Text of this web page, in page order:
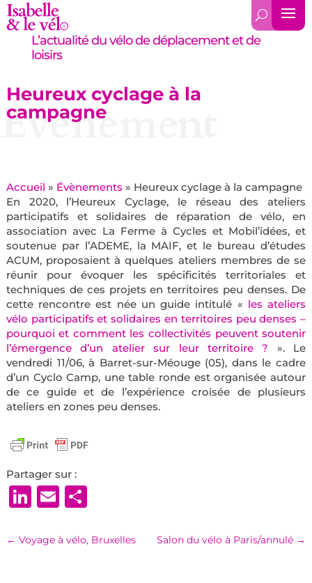
L’actualité du vélo de déplacement et de
loisirs
Heureux cyclage à la
campagne
Évènement
Accueil » Évènements » Heureux cyclage à la campagne
En 2020, l’Heureux Cyclage, le réseau des ateliers
participatifs et solidaires de réparation de vélo, en
association avec La Ferme à Cycles et Mobil’idées, et
soutenue par l’ADEME, la MAIF, et le bureau d’études
ACUM, proposaient à quelques ateliers membres de se
réunir pour évoquer les spécificités territoriales et
techniques de ces projets en territoires peu denses. De
cette rencontre est née un guide intitulé « les ateliers
vélo participatifs et solidaires en territoires peu denses –
pourquoi et comment les collectivités peuvent soutenir
l’émergence d’un atelier sur leur territoire ? ». Le
vendredi 11/06, à Barret-sur-Méouge (05), dans le cadre
d’un Cyclo Camp, une table ronde est organisée autour
de ce guide et de l’expérience croisée de plusieurs
ateliers en zones peu denses.
Partager sur :
LinkedIn
EmailPartager
← Voyage à vélo, Bruxelles Salon du vélo à Paris/annulé →